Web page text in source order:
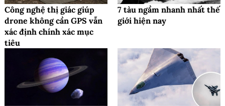
Công nghệ thị giác giúp
drone không cần GPS vẫn
xác định chính xác mục
tiêu
7 tàu ngầm nhanh nhất thế
giới hiện nay